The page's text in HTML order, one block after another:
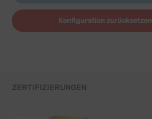
Konfiguration zurücksetzen
ZERTIFIZIERUNGEN